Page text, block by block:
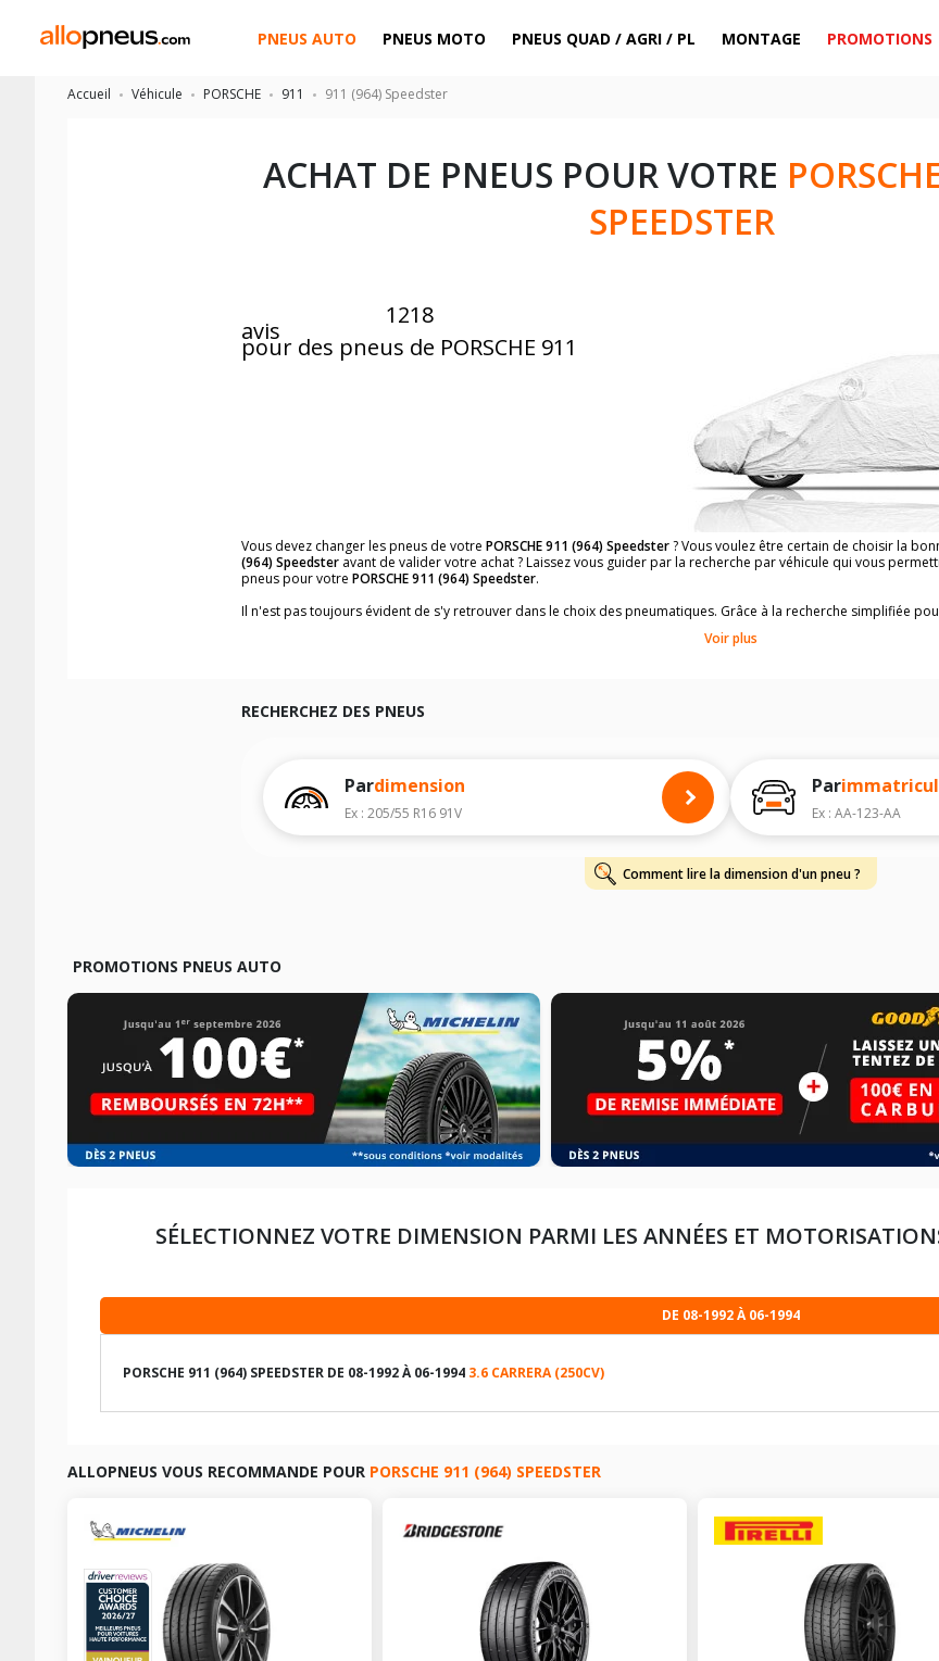
PNEUS AUTO PNEUS MOTO PNEUS QUAD / AGRI / PL MONTAGE PROMOTIONS
Accueil Véhicule PORSCHE 911 911 (964) Speedster
ACHAT DE PNEUS POUR VOTRE
SPEEDSTER
1218
avis
pour des pneus de PORSCHE 911
Vous devez changer les pneus de votre PORSCHE 911 (964) Speedster? Vous voulez être certain de choisir la
(964) Speedster avant de valider votre achat ? Laissez vous guider par la recherche par véhicule qui vous
pneus pour votre PORSCHE 911 (964) Speedster.
Il n'est pas toujours évident de s'y retrouver dans le choix des pneumatiques. Grâce à la recherche simplifiée
Vous ne savez pas comment trouver les dimensions de vos pneus ? Ces informations sont indiquées sur le flanc
véhicule, sans oublier les indices de charge et de vitesse, indispensables pour que votre dimension soit complète.
Voir plus
RECHERCHEZ DES PNEUS
Pardimension
Ex : 205/55 R16 91V
Par
Ex : AA-123-AA
Comment lire la dimension d'un pneu ?
PROMOTIONS PNEUS AUTO
SÉLECTIONNEZ VOTRE DIMENSION PARMI LES ANNÉES ET
DE 08-1992 À 06-1994
PORSCHE 911 (964) SPEEDSTER DE 08-1992 À 06-1994 3.6 CARRERA (250CV)
LES DIMENSIONS COMPATIBLES
225/50R16 92 Z
ALLOPNEUS VOUS RECOMMANDE POUR PORSCHE 911 (964) SPEEDSTER